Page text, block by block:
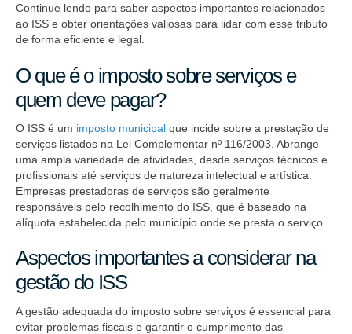
Continue lendo para saber aspectos importantes relacionados
ao ISS e obter orientações valiosas para lidar com esse tributo
de forma eficiente e legal.
O que é o imposto sobre serviços e
quem deve pagar?
O ISS é um imposto municipal que incide sobre a prestação de
serviços listados na Lei Complementar nº 116/2003. Abrange
uma ampla variedade de atividades, desde serviços técnicos e
profissionais até serviços de natureza intelectual e artística.
Empresas prestadoras de serviços são geralmente
responsáveis pelo recolhimento do ISS, que é baseado na
alíquota estabelecida pelo município onde se presta o serviço.
Aspectos importantes a considerar na
gestão do ISS
A gestão adequada do imposto sobre serviços é essencial para
evitar problemas fiscais e garantir o cumprimento das